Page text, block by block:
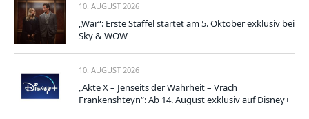
10. AUGUST 2026
„War“: Erste Staffel startet am 5. Oktober exklusiv bei
Sky & WOW
10. AUGUST 2026
„Akte X – Jenseits der Wahrheit – Vrach
Frankenshteyn“: Ab 14. August exklusiv auf Disney+